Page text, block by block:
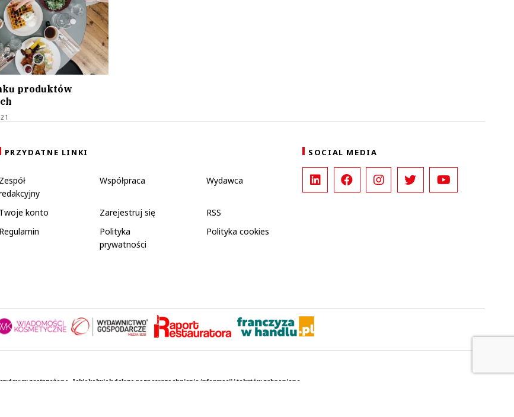
produktów
PRZYDATNE LINKI
Zespół
Współpraca Wydawca
Twoje konto Zarejestruj się
RSS
Regulamin
Polityka
prywatności
Polityka cookies
SOCIAL MEDIA
zastrzeżone. Jakiekolwiek dalsze rozpowszechnianie informacji i tekstów zabronione.